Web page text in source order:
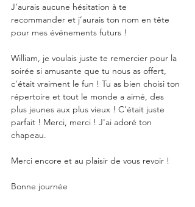
J’aurais aucune hésitation à te
recommander et j’aurais ton nom en tête
pour mes événements futurs !
William, je voulais juste te remercier pour la
soirée si amusante que tu nous as offert,
c'était vraiment le fun ! Tu as bien choisi ton
répertoire et tout le monde a aimé, des
plus jeunes aux plus vieux ! C'était juste
parfait ! Merci, merci ! J'ai adoré ton
chapeau.
Merci encore et au plaisir de vous revoir !
Bonne journée